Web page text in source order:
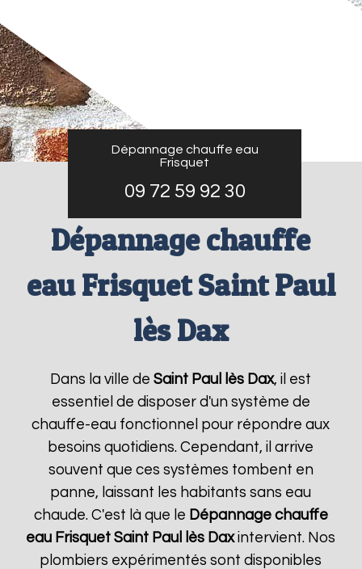
Dépannage chauffe eau
Frisquet
09 72 59 92 30
Dépannage chauffe
eau Frisquet Saint Paul
lès Dax
Dans la ville deSaint Paul lès Dax, il est
essentiel de disposer d'un système de
chauffe-eau fonctionnel pour répondre aux
besoins quotidiens. Cependant, il arrive
souvent que ces systèmes tombent en
panne, laissant les habitants sans eau
chaude. C'est là que le Dépannage chauffe
eau Frisquet Saint Paul lès Daxintervient. Nos
plombiers expérimentés sont disponibles